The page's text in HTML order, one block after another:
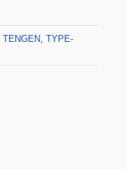
TENGEN, TYPE-